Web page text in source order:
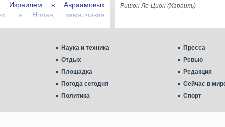
Израилем в Авраамовых
а Нолан, замалчивая
Ришон Ле-Цион (Израиль)
Наука и техника Пресса
Отдых Ревью
Площадка Редакция
Погода сегодня Сейчас в
Политика Спорт